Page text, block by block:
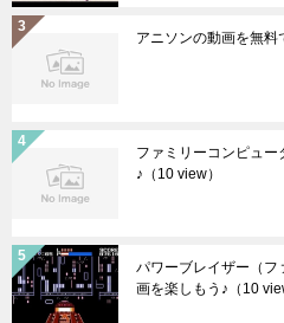
アニソンの動画を無料
ファミリーコンピュー
♪ （10 view）
パワーブレイザー（フ
画を楽しもう♪ （10